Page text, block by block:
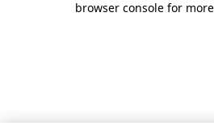
browser console for